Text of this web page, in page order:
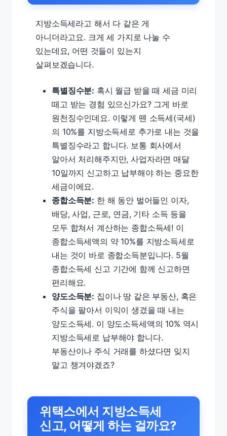
지방소득세라고 해서 다 같은 게
아니더라고요. 크게 세 가지로 나눌 수
있는데요, 어떤 것들이 있는지
살펴보겠습니다.
특별징수분: 혹시 월급 받을 때 세금 미리
떼고 받는 경험 있으신가요? 그게 바로
원천징수인데요. 이렇게 뗀 소득세(국세)
의 10%를 지방소득세로 추가로 내는 것을
특별징수라고 합니다. 보통 회사에서
알아서 처리해주지만, 사업자라면 매달
10일까지 신고하고 납부해야 하는 중요한
세금이에요.
종합소득분: 한 해 동안 벌어들인 이자,
배당, 사업, 근로, 연금, 기타 소득 등을
모두 합쳐서 계산하는 종합소득세! 이
종합소득세액의 약 10%를 지방소득세로
내는 것이 바로 종합소득분입니다. 5월
종합소득세 신고 기간에 함께 신고하면
편리해요.
양도소득분: 집이나 땅 같은 부동산, 혹은
주식을 팔아서 이익이 생겼을 때 내는
양도소득세. 이 양도소득세액의 10% 역시
지방소득세로 납부해야 합니다.
부동산이나 주식 거래를 하셨다면 잊지
말고 챙겨야겠죠?
위택스에서 지방소득세
신고, 어떻게 하는 걸까요?